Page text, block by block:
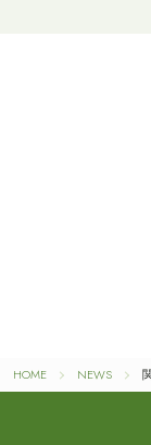
HOME NEWS